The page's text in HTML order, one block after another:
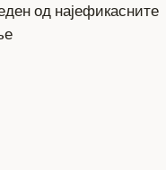
од најефикасните